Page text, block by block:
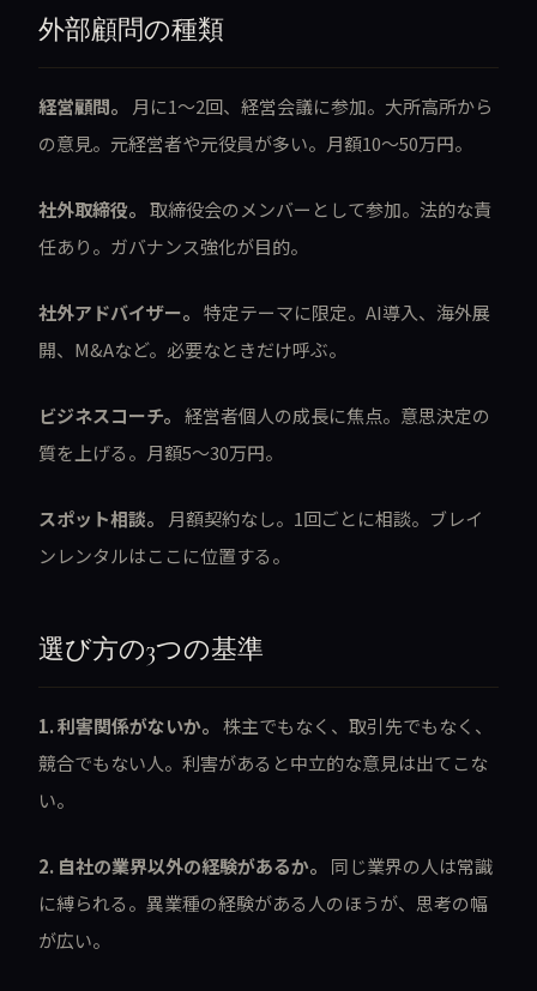
外部顧問の種類
経営顧問。
月に1〜2回、経営会議に参加。大所高所から
の意見。元経営者や元役員が多い。月額10〜50万円。
社外取締役。 取締役会のメンバーとして参加。法的な責
任あり。ガバナンス強化が目的。
社外アドバイザー。 特定テーマに限定。AI導入、海外展
開、M&Aなど。必要なときだけ呼ぶ。
ビジネスコーチ。 経営者個人の成長に焦点。意思決定の
質を上げる。月額5〜30万円。
スポット相談。
月額契約なし。1回ごとに相談。ブレイ
ンレンタルはここに位置する。
選び方の3つの基準
1. 利害関係がないか。 株主でもなく、取引先でもなく、
競合でもない人。利害があると中立的な意見は出てこな
い。
2. 自社の業界以外の経験があるか。
同じ業界の人は常識
に縛られる。異業種の経験がある人のほうが、思考の幅
が広い。